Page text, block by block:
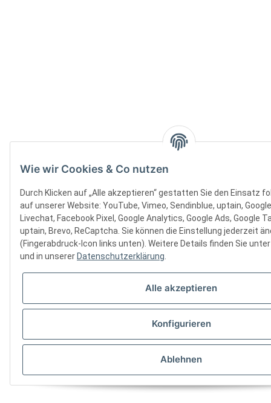
Wie wir Cookies & Co nutzen
Durch Klicken auf „Alle akzeptieren“ gestatten Sie den Einsatz
auf unserer Website: YouTube, Vimeo, Sendinblue, uptain,
Livechat, Facebook Pixel, Google Analytics, Google Ads, Google
uptain, Brevo, ReCaptcha. Sie können die Einstellung jederzeit
(Fingerabdruck-Icon links unten). Weitere Details finden Sie
und in unserer Datenschutzerklärung.
Alle akzeptieren
Konfigurieren
Ablehnen